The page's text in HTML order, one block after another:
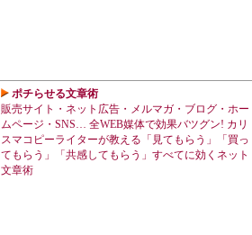
ポチらせる文章術
販売サイト・ネット広告・メルマガ・ブログ・ホー
ムページ・SNS… 全WEB媒体で効果バツグン! カリ
スマコピーライターが教える「見てもらう」「買っ
てもらう」「共感してもらう」すべてに効くネット
文章術